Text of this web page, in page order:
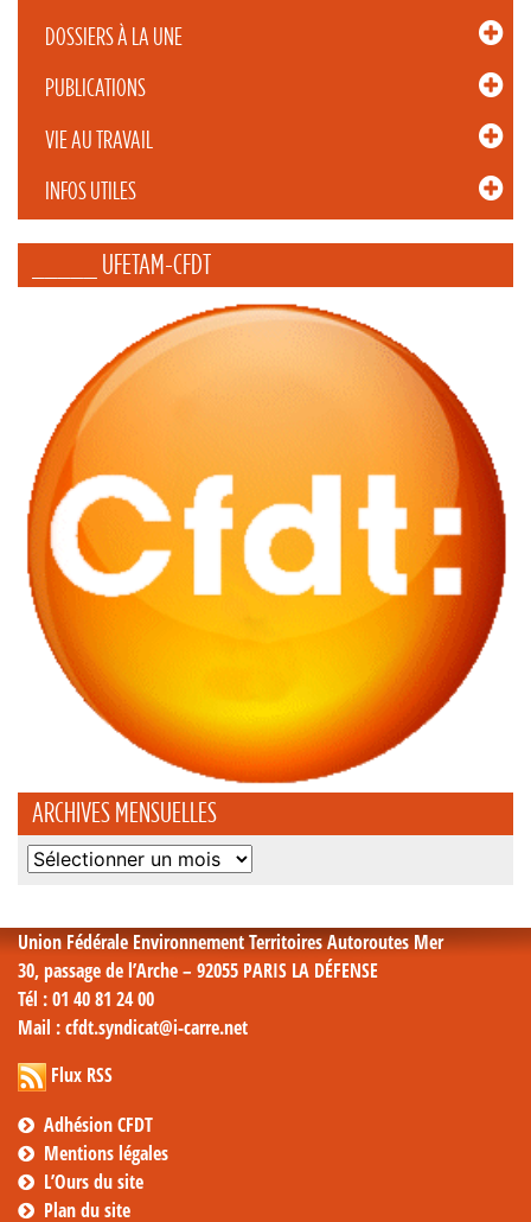
DOSSIERS À LA UNE
PUBLICATIONS
VIE AU TRAVAIL
INFOS UTILES
_____ UFETAM-CFDT
ARCHIVES MENSUELLES
Archives
Union Fédérale Environnement Territoires Autoroutes Mer
30, passage de l’Arche – 92055 PARIS LA DÉFENSE
Tél : 01 40 81 24 00
Mail : cfdt.syndicat@i-carre.net
Flux RSS
Adhésion CFDT
Mentions légales
L’Ours du site
Plan du site